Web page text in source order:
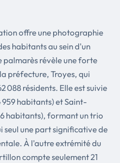
offre une photographie
habitants au sein d'un
palmarès révèle une forte
préfecture, Troyes, qui
088 résidents. Elle est suivie
habitants) et Saint-
habitants), formant un trio
seul une part significative de
À l'autre extrémité du
compte seulement 21